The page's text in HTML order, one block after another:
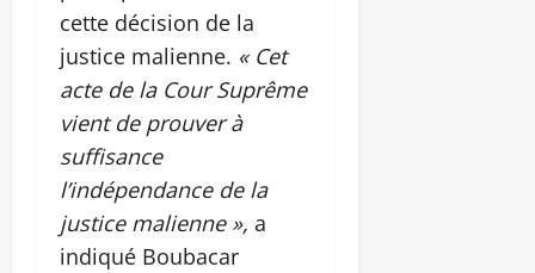
cette décision de la
justice malienne. « Cet
acte de la Cour Suprême
vient de prouver à
suffisance
l’indépendance de la
justice malienne », a
indiqué Boubacar